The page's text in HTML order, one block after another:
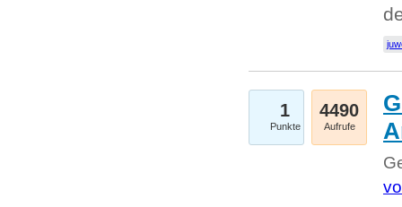
1
Punkte
4490
Aufrufe